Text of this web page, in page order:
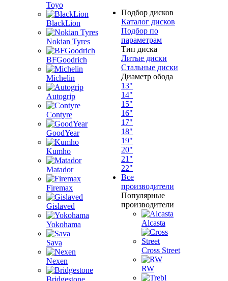
Toyo
BlackLion
Nokian Tyres
BFGoodrich
Michelin
Autogrip
Contyre
GoodYear
Kumho
Matador
Firemax
Gislaved
Yokohama
Sava
Nexen
Bridgestone
Подбор дисков
Каталог дисков
Подбор по
параметрам
Тип диска
Литые диски
Стальные диски
Диаметр обода
13"
14"
15"
16"
17"
18"
19"
20"
21"
22"
Все
производители
Популярные
производители
Alcasta
Cross Street
RW